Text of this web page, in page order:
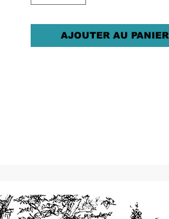
AJOUTER AU PANIER